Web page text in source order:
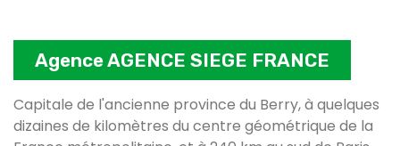
Agence AGENCE SIEGE FRANCE
Capitale de l'ancienne province du Berry, à quelques
dizaines de kilomètres du centre géométrique de la